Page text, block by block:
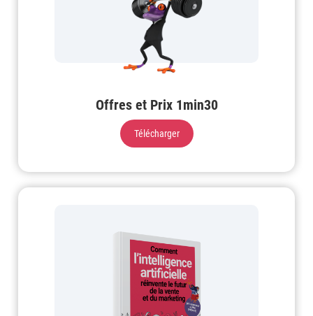
Offres et Prix 1min30
Télécharger